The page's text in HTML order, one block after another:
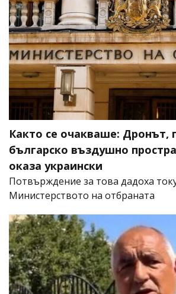
Както се очакваше: Дронът,
българско въздушно
оказа украински
Потвърждение за това дадоха
Министерството на отбраната